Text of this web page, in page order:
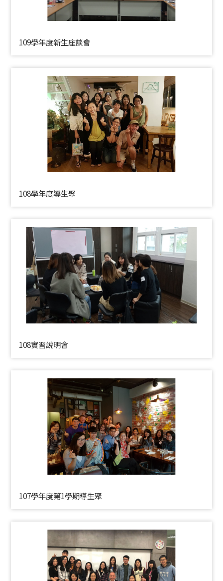
109學年度新生座談會
108學年度導生聚
108實習說明會
107學年度第1學期導生聚